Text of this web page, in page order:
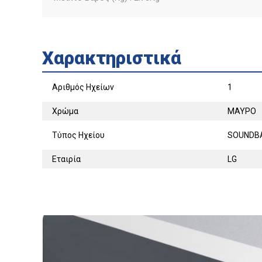
Χαρακτηριστικά
Αριθμός Ηχείων 1
Χρώμα ΜΑΥΡΟ
Τύπος Ηχείου
Εταιρία LG